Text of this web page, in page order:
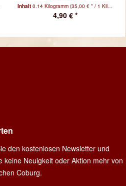
Inhalt 0.14 Kilogramm (35,00 € * / 1 Kilogramm)
4,90 € *
den kostenlosen Newsletter und
keine Neuigkeit oder Aktion mehr von
Coburg.